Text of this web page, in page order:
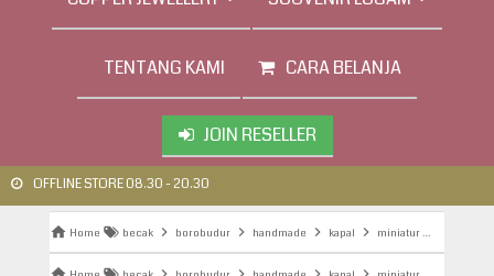
TENTANG KAMI CARA BELANJA
JOIN RESELLER
OFFLINE STORE 08.30 - 20.30
Home becak borobudur handmade kapal miniatur